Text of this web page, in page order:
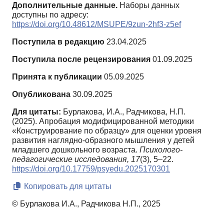
Дополнительные данные. Наборы данных
доступны по адресу:
https://doi.org/10.48612/MSUPE/9zun-2hf3-z5ef
Поступила в редакцию 23.04.2025
Поступила после рецензирования 01.09.2025
Принята к публикации 05.09.2025
Опубликована 30.09.2025
Для цитаты: Бурлакова, И.А., Радчикова, Н.П.
(2025). Апробация модифицированной методики
«Конструирование по образцу» для оценки уровня
развития наглядно-образного мышления у детей
младшего дошкольного возраста. Психолого-
педагогические исследования, 17(3), 5–22.
https://doi.org/10.17759/psyedu.2025170301
Копировать для цитаты
© Бурлакова И.А., Радчикова Н.П., 2025